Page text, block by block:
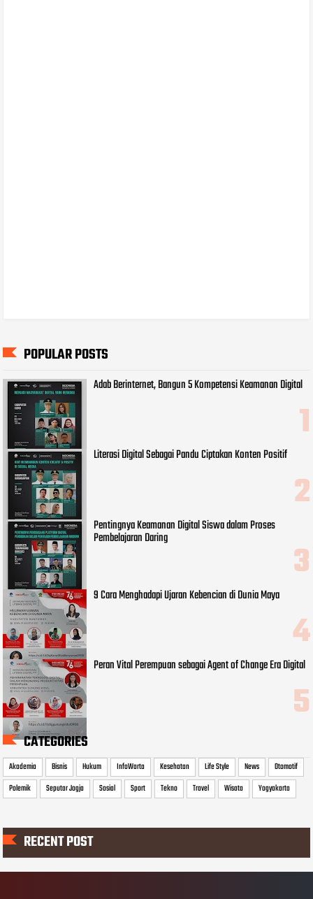
POPULAR POSTS
Adab Berinternet, Bangun 5 Kompetensi Keamanan Digital
Literasi Digital Sebagai Pandu Ciptakan Konten Positif
Pentingnya Keamanan Digital Siswa dalam Proses
Pembelajaran Daring
9 Cara Menghadapi Ujaran Kebencian di Dunia Maya
Peran Vital Perempuan sebagai Agent of Change Era Digital
CATEGORIES
Akademia Bisnis Hukum InfoWarta Kesehatan Life Style News
Otomotif
Polemik
Seputar Jogja Sosial Sport Tekno Travel Wisata Yogyakarta
RECENT POST